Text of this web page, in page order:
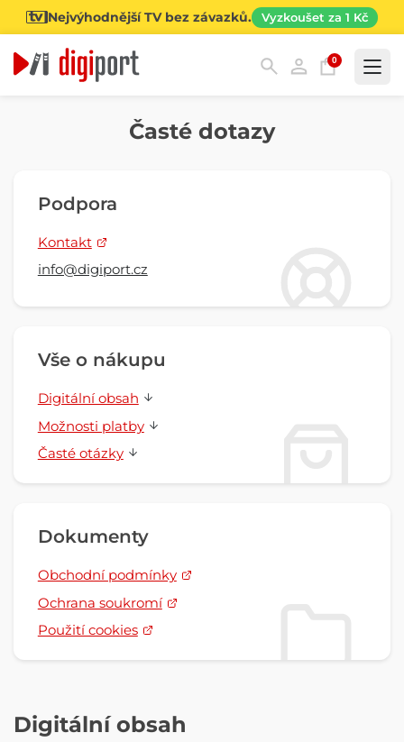
Nejvýhodnější TV bez závazků. Vyzkoušet za 1 Kč
0
Kategorie
Časté dotazy
Podpora
Kontakt
info@digiport.cz
Vše o nákupu
Digitální obsah
Možnosti platby
Časté otázky
Dokumenty
Obchodní podmínky
Ochrana soukromí
Použití cookies
Digitální obsah